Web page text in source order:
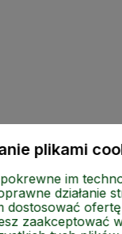
plikami
im
działanie
dostosować
zaakceptować